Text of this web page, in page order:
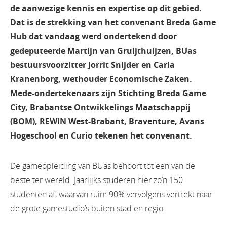
de aanwezige kennis en expertise op dit gebied.
Dat is de strekking van het convenant Breda Game
Hub dat vandaag werd ondertekend door
gedeputeerde Martijn van Gruijthuijzen, BUas
bestuursvoorzitter Jorrit Snijder en Carla
Kranenborg, wethouder Economische Zaken.
Mede-ondertekenaars zijn Stichting Breda Game
City, Brabantse Ontwikkelings Maatschappij
(BOM), REWIN West-Brabant, Braventure, Avans
Hogeschool en Curio tekenen het convenant.
De gameopleiding van BUas behoort tot een van de
beste ter wereld. Jaarlijks studeren hier zo’n 150
studenten af, waarvan ruim 90% vervolgens vertrekt naar
de grote gamestudio’s buiten stad en regio.